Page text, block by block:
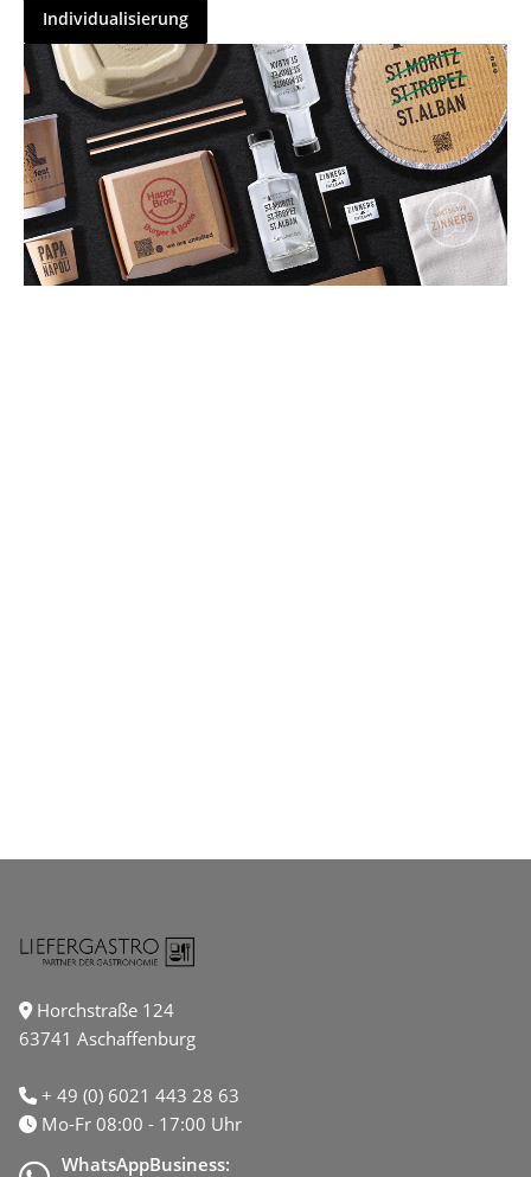
Individualisierung
Horchstraße 124
63741 Aschaffenburg
+ 49 (0) 6021 443 28 63
Mo-Fr 08:00 - 17:00 Uhr
WhatsAppBusiness: